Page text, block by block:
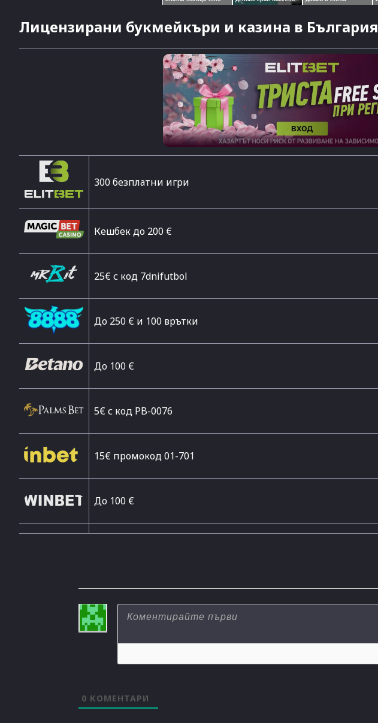
Лицензирани букмейкъри и казина в България
300 безплатни игри
Кешбек до 200 €
25€ с код 7dnifutbol
До 250 € и 100 врътки
Дo 100 €
5€ с код PB-0076
15€ промокод 01-701
До 100 €
0 КОМЕНТАРИ